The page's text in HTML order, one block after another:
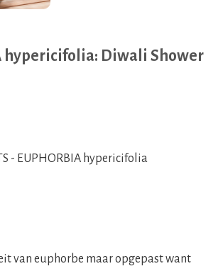
hypericifolia: Diwali Shower
- EUPHORBIA hypericifolia
van euphorbe maar opgepast want